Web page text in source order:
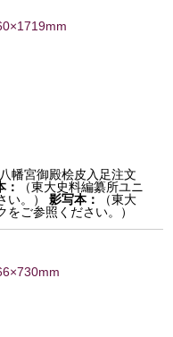
幡宮御殿桧皮入足注文
：
（東大史料編纂所ユニ
。）
影写本：
（東大
ご参照ください。）